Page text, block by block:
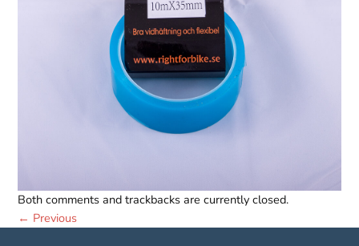
Both comments and trackbacks are currently closed.
← Previous
Nödvändiga
Dessa kakor